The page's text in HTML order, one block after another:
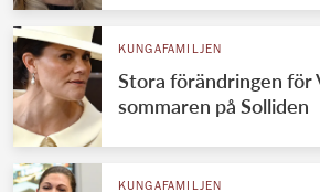
KUNGAFAMILJEN
Stora förändringen
sommaren på Solliden
KUNGAFAMILJEN